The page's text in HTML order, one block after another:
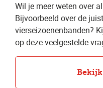
Wil je meer weten over
Bijvoorbeeld over de
vierseizoenenbanden?
op deze veelgestelde